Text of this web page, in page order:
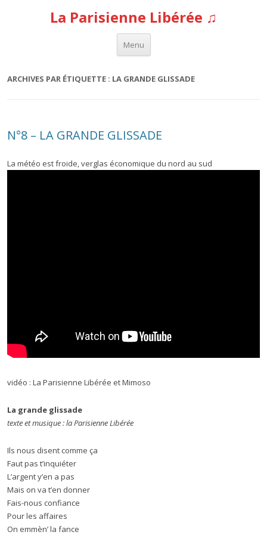
La Parisienne Libérée ♫
Menu
Aller au contenu
ARCHIVES PAR ÉTIQUETTE : LA GRANDE GLISSADE
N°8 – LA GRANDE GLISSADE
La météo est froide, verglas économique du nord au sud
vidéo : La Parisienne Libérée et Mimoso
La grande glissade
texte et musique : la Parisienne Libérée
Ils nous disent comme ça
Faut pas t’inquiéter
L’argent y’en a pas
Mais on va t’en donner
Fais-nous confiance
Pour les affaires
On emmèn’ la fance